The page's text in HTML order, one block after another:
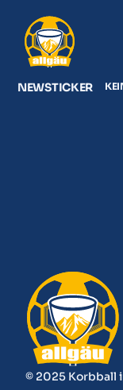
NEWSTICKER
© 2025 Korbball